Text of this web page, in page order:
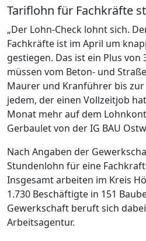
Tariflohn für Fachkräfte
„Der Lohn-Check lohnt sich.
Fachkräfte ist im April um
gestiegen. Das ist ein Plus von
müssen vom Beton- und
Maurer und Kranführer bis
jedem, der einen Vollzeitjob
Monat mehr auf dem
Gerbaulet von der IG BAU
Nach Angaben der
Stundenlohn für eine
Insgesamt arbeiten im Kreis
1.730 Beschäftigte in 151
Gewerkschaft beruft sich
Arbeitsagentur.